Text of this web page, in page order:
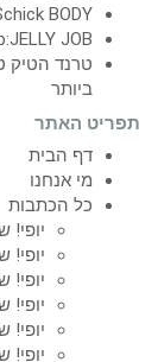
BODY
JOB
טרנד הטיק
ביותר
תפריט האתר
דף הבית
מי אנחנו
כל הכתבות
יופי!
יופי!
יופי!
יופי!